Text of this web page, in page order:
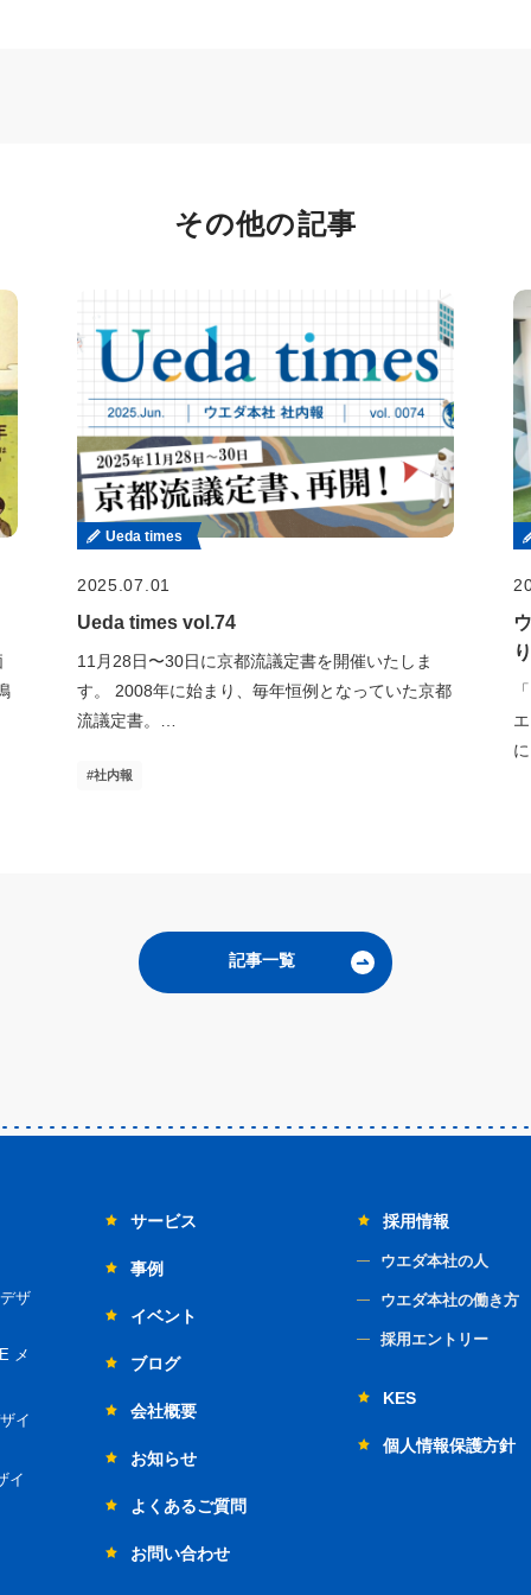
その他の記事
Ueda times
2025.07.01
Ueda times vol.74
11月28日〜30日に京都流議定書を開催いたしま
す。 2008年に始まり、毎年恒例となっていた京都
流議定書。…
社内報
記事一覧
ザ
メ
イ
イ
サービス
事例
イベント
ブログ
会社概要
お知らせ
よくあるご質問
お問い合わせ
採用情報
ウエダ本社の人
ウエダ本社の働き方
採用エントリー
KES
個人情報保護方針